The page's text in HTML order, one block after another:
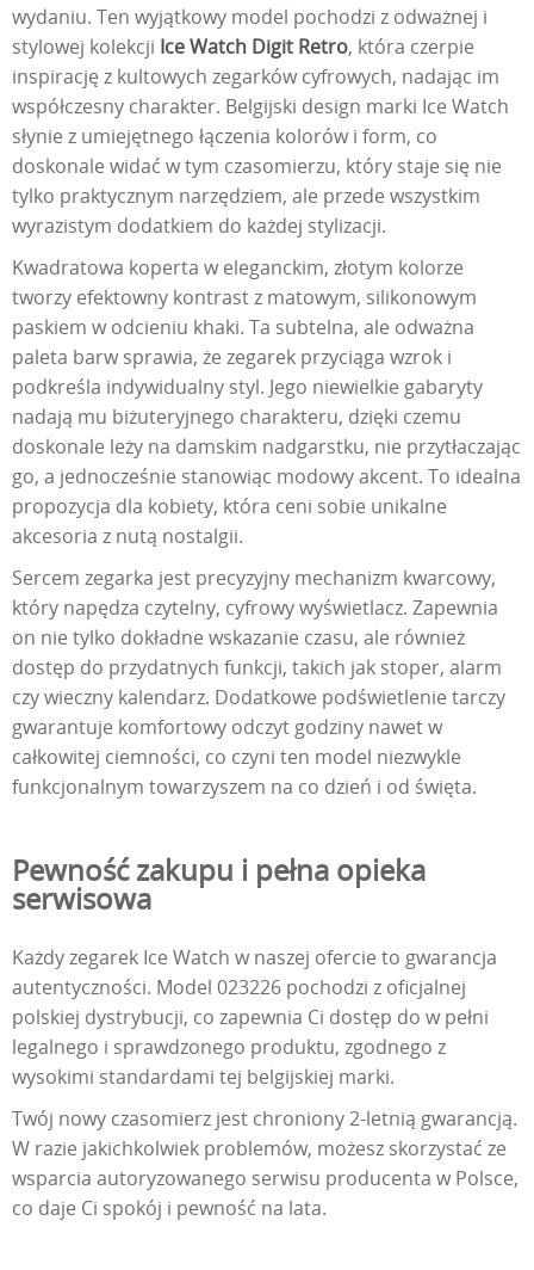
wydaniu. Ten wyjątkowy model pochodzi z odważnej i
stylowej kolekcji Ice Watch Digit Retro, która czerpie
inspirację z kultowych zegarków cyfrowych, nadając im
współczesny charakter. Belgijski design marki Ice Watch
słynie z umiejętnego łączenia kolorów i form, co
doskonale widać w tym czasomierzu, który staje się nie
tylko praktycznym narzędziem, ale przede wszystkim
wyrazistym dodatkiem do każdej stylizacji.
Kwadratowa koperta w eleganckim, złotym kolorze
tworzy efektowny kontrast z matowym, silikonowym
paskiem w odcieniu khaki. Ta subtelna, ale odważna
paleta barw sprawia, że zegarek przyciąga wzrok i
podkreśla indywidualny styl. Jego niewielkie gabaryty
nadają mu biżuteryjnego charakteru, dzięki czemu
doskonale leży na damskim nadgarstku, nie przytłaczając
go, a jednocześnie stanowiąc modowy akcent. To idealna
propozycja dla kobiety, która ceni sobie unikalne
akcesoria z nutą nostalgii.
Sercem zegarka jest precyzyjny mechanizm kwarcowy,
który napędza czytelny, cyfrowy wyświetlacz. Zapewnia
on nie tylko dokładne wskazanie czasu, ale również
dostęp do przydatnych funkcji, takich jak stoper, alarm
czy wieczny kalendarz. Dodatkowe podświetlenie tarczy
gwarantuje komfortowy odczyt godziny nawet w
całkowitej ciemności, co czyni ten model niezwykle
funkcjonalnym towarzyszem na co dzień i od święta.
Pewność zakupu i pełna opieka
serwisowa
Każdy zegarek Ice Watch w naszej ofercie to gwarancja
autentyczności. Model 023226 pochodzi z oficjalnej
polskiej dystrybucji, co zapewnia Ci dostęp do w pełni
legalnego i sprawdzonego produktu, zgodnego z
wysokimi standardami tej belgijskiej marki.
Twój nowy czasomierz jest chroniony 2-letnią gwarancją.
W razie jakichkolwiek problemów, możesz skorzystać ze
wsparcia autoryzowanego serwisu producenta w Polsce,
co daje Ci spokój i pewność na lata.